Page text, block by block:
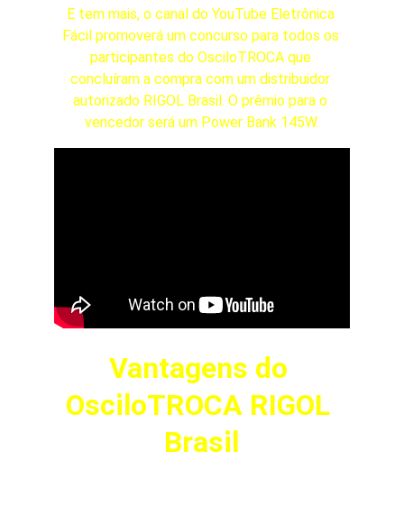
E tem mais, o canal do YouTube Eletrônica
Fácil promoverá um concurso para todos os
participantes do OsciloTROCA que
concluíram a compra com um distribuidor
autorizado RIGOL Brasil. O prêmio para o
vencedor será um Power Bank 145W.
Vantagens do
OsciloTROCA RIGOL
Brasil